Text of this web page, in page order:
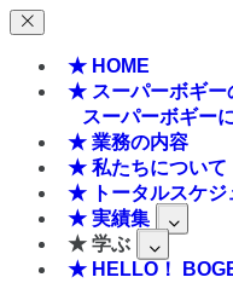
★ HOME
★ スーパーボギー
スーパーボギー
★ 業務の内容
★ 私たちについて
★ トータルスケジ
★ 実績集
★ 学ぶ
★ HELLO！